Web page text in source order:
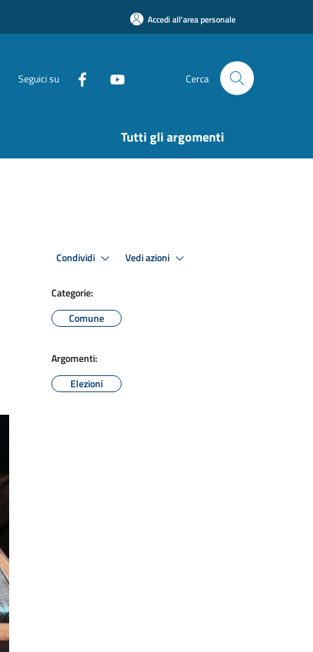
Accedi all'area personale
Seguici su Cerca
Tutti gli argomenti
Condividi Vedi azioni
Categorie:
Comune
Argomenti:
Elezioni